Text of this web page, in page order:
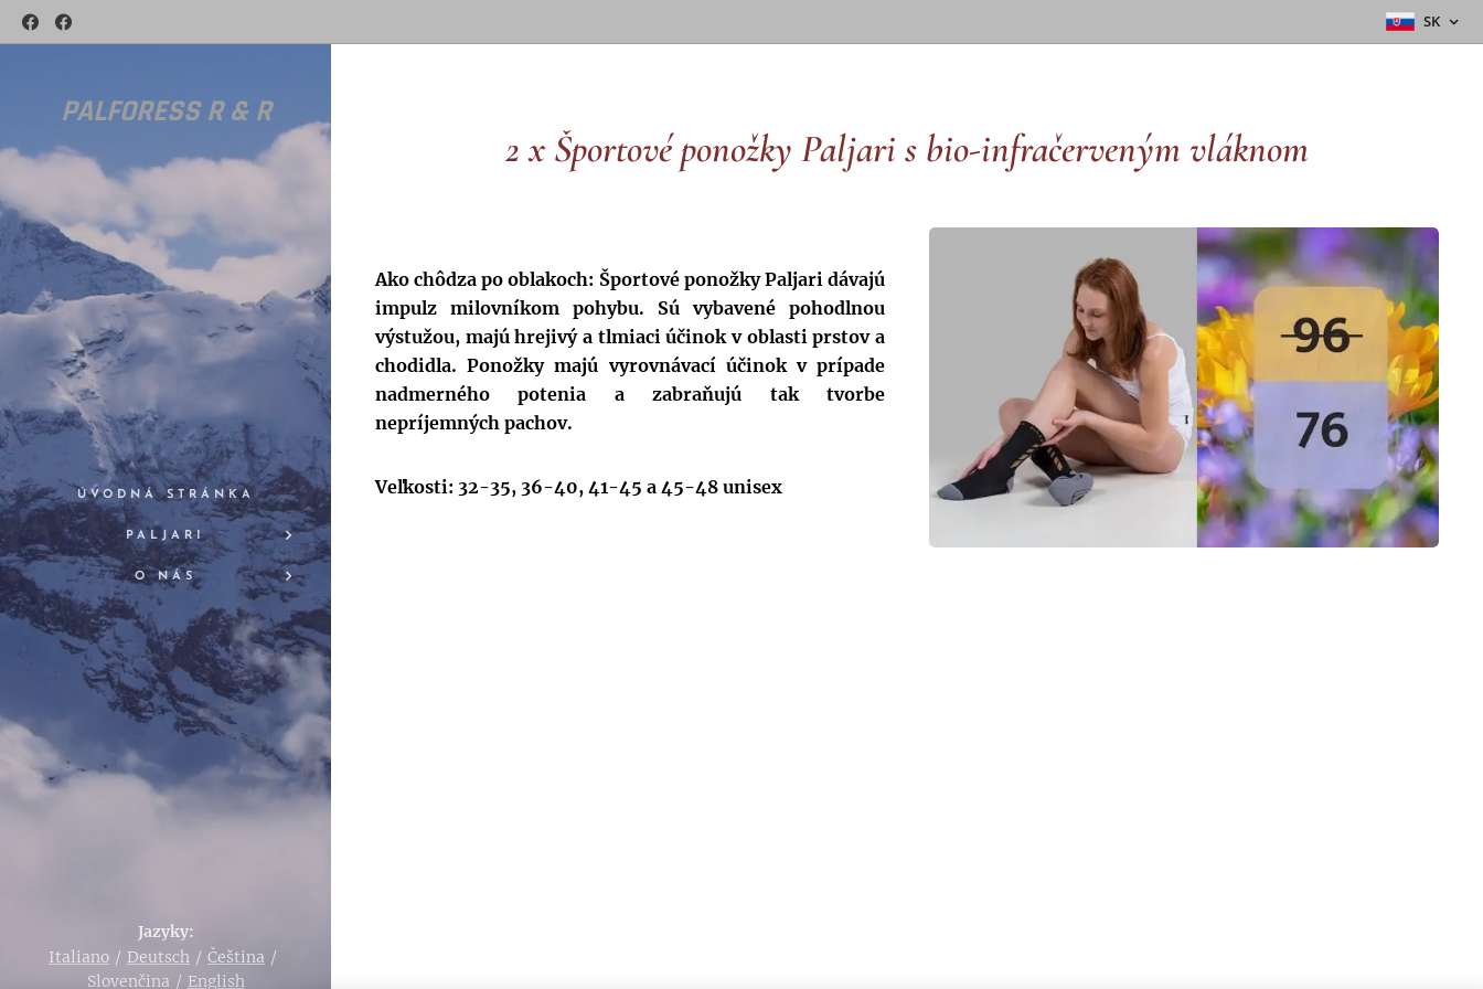
SK
PALFORESS R & R
ÚVODNÁ STRÁNKA
PALJARI
O NÁS
2 x Športové ponožky Paljari s bio-infračerveným vláknom
Ako chôdza po oblakoch: Športové ponožky Paljari dávajú
impulz milovníkom pohybu. Sú vybavené pohodlnou
výstužou, majú hrejivý a tlmiaci účinok v oblasti prstov a
chodidla. Ponožky majú vyrovnávací účinok v prípade
nadmerného potenia a zabraňujú tak tvorbe
nepríjemných pachov.
Veľkosti: 32-35, 36-40, 41-45 a 45-48 unisex
Jazyky
Italiano
Deutsch
Čeština
Slovenčina
English